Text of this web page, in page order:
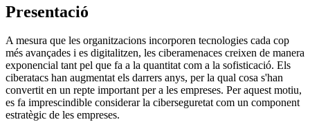
Presentació
A mesura que les organitzacions incorporen tecnologies cada cop
més avançades i es digitalitzen, les ciberamenaces creixen de manera
exponencial tant pel que fa a la quantitat com a la sofisticació. Els
ciberatacs han augmentat els darrers anys, per la qual cosa s'han
convertit en un repte important per a les empreses. Per aquest motiu,
es fa imprescindible considerar la ciberseguretat com un component
estratègic de les empreses.